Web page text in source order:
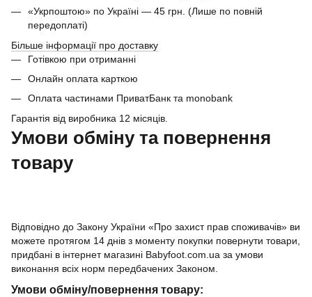
«Укрпоштою» по Україні — 45 грн. (Лише по повній
передоплаті)
Більше інформації про доставку
Готівкою при отриманні
Онлайн оплата карткою
Оплата частинами ПриватБанк та monobank
Гарантія від виробника 12 місяців.
Умови обміну та повернення
товару
Відповідно до Закону України «Про захист прав споживачів» ви
можете протягом 14 днів з моменту покупки повернути товари,
придбані в інтернет магазині Babyfoot.com.ua за умови
виконання всіх норм передбачених Законом.
Умови обміну/повернення товару: